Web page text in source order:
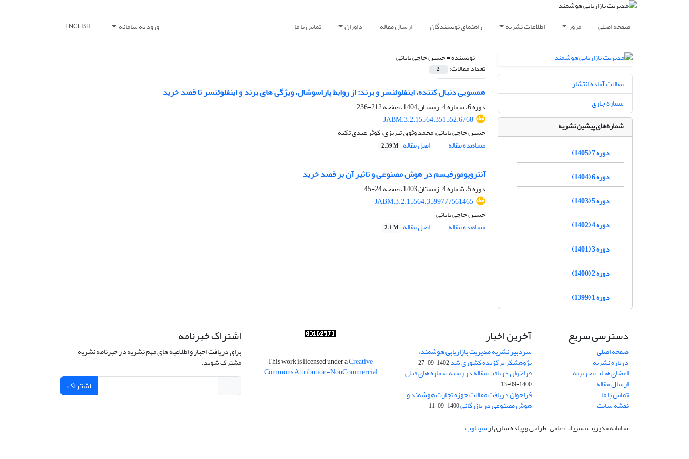
صفحه اصلی مرور اطلاعات نشریه راهنمای نویسندگان ارسال مقاله داوران تماس با ما ورود به سامانه ENGLISH
نویسنده =حسین حاجی بابائی
تعداد مقالات: 2
همسویی دنبال کننده، اینفلوئنسر و برند: از روابط پاراسوشال، ویژگی های برند و اینفلوئنسر تا قصد خرید
دوره 6، شماره 4، زمستان 1404، صفحه
212-236
JABM.3.2.15564.351552.6768
حسین حاجی بابائی، محمد وثوق تبریزی، کوثر عبدی تکیه
مشاهده مقاله
اصل مقاله 2.39 M
آنتروپومورفیسم در هوش مصنوعی و تاثیر آن بر قصد خرید
دوره 5، شماره 4، زمستان 1403، صفحه
24-45
JABM.3.2.15564.3599777561465
حسین حاجی بابائی
مشاهده مقاله
اصل مقاله 2.1 M
مقالات آماده انتشار
شماره جاری
شماره‌های پیشین نشریه
دوره 7 (1405)
دوره 6 (1404)
دوره 5 (1403)
دوره 4 (1402)
دوره 3 (1401)
دوره 2 (1400)
دوره 1 (1399)
دسترسی سریع
صفحه اصلی
درباره نشریه
اعضای هیات تحریریه
ارسال مقاله
تماس با ما
نقشه سایت
آخرین اخبار
سردبیر نشریه مدیریت بازاریابی هوشمند،
پژوهشگر برگزیده کشوری شد1402-09-27
فراخوان دریافت مقاله در زمینه شماره های قبلی
1400-09-13
فراخوان دریافت مقالات حوزه تجارت هوشمند و
هوش مصنوعی در بازرگانی1400-09-11
This work is licensed under aCreative
Commons Attribution-NonCommercial
اشتراک خبرنامه
برای دریافت اخبار و اطلاعیه های مهم نشریه در خبرنامه نشریه
مشترک شوید.
اشتراک
سامانه مدیریت نشریات علمی.طراحی و پیاده سازی ازسیناوب